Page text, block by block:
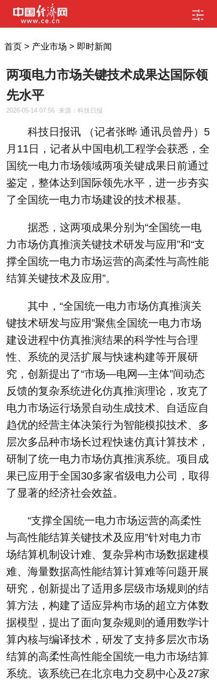
首页> 产业市场 > 即时新闻
两项电力市场关键技术成果达国际领
先水平
2026-05-14 07:56 来源：科技日报
科技日报讯 （记者张晔 通讯员曾丹）5
月11日，记者从中国电机工程学会获悉，全
国统一电力市场领域两项关键成果日前通过
鉴定，整体达到国际领先水平，进一步夯实
了全国统一电力市场建设的技术根基。
据悉，这两项成果分别为“全国统一电
力市场仿真推演关键技术研发与应用”和“支
撑全国统一电力市场运营的高柔性与高性能
结算关键技术及应用”。
其中，“全国统一电力市场仿真推演关
键技术研发与应用”聚焦全国统一电力市场
建设进程中仿真推演结果的科学性与合理
性、系统的灵活扩展与快速构建等开展研
究，创新提出了“市场—电网—主体”间动态
反馈的复杂系统进化仿真推演理论，攻克了
电力市场运行场景自动生成技术、自适应自
趋优的经营主体决策行为智能模拟技术、多
层次多品种市场长过程快速仿真计算技术，
研制了统一电力市场仿真推演系统。项目成
果已应用于全国30多家省级电力公司，取得
了显著的经济社会效益。
“支撑全国统一电力市场运营的高柔性
与高性能结算关键技术及应用”针对电力市
场结算机制设计难、复杂异构市场数据建模
难、海量数据高性能结算计算难等问题开展
研究，创新提出了适用多层级市场规则的结
算方法，构建了适应异构市场的超立方体数
据模型，提出了面向复杂规则的通用数学计
算内核与编译技术，研发了支持多层次市场
结算的高柔性高性能全国统一电力市场结算
系统。该系统已在北京电力交易中心及27家